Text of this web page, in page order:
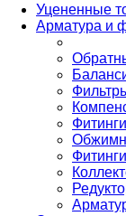
Уцененные
Арматура и
Фитинги